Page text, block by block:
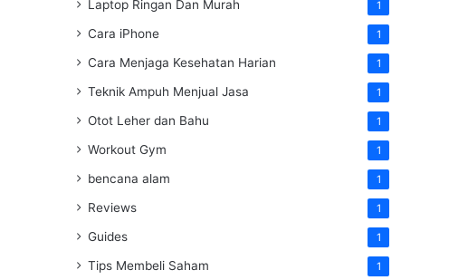
Laptop Ringan Dan Murah 1
Cara iPhone 1
Cara Menjaga Kesehatan Harian 1
Teknik Ampuh Menjual Jasa 1
Otot Leher dan Bahu 1
Workout Gym 1
bencana alam 1
Reviews 1
Guides 1
Tips Membeli Saham 1